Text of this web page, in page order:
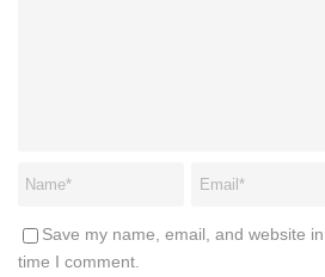
Save my name, email, and website
time I comment.